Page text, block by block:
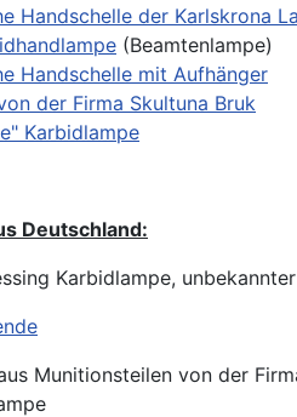
Handschelle der Karlskrona
(Beamtenlampe)
Handschelle mit Aufhänger
der Firma Skultuna Bruk
Karbidlampe
Deutschland:
Karbidlampe,
Munitionsteilen von der